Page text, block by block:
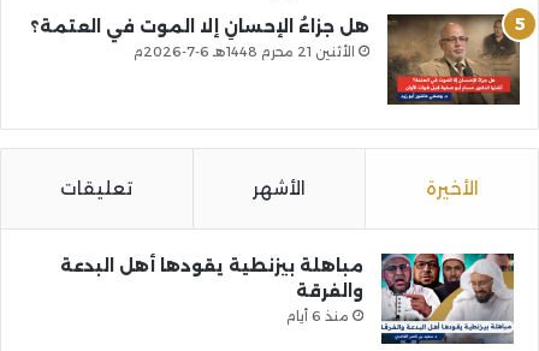
هل جزاءُ الإحسانِ إلا الموت في العتمة؟
الأثنين 21 محرم 1448هـ 6-7-2026م
الأخيرة الأشهر تعليقات
مباهلة بيزنطية يقودها أهل البدعة
والفرقة
منذ 6 أيام